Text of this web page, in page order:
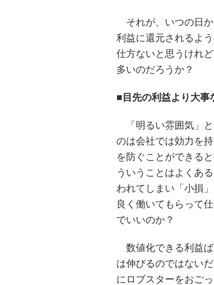
それが、いつの日か
利益に還元されるよ
仕方ないと思うけれ
多いのだろうか？
■目先の利益より大事
「明るい雰囲気」と
のは会社では効力を持
を防ぐことができる
ういうことはよくあ
われてしまい「小損
良く働いてもらって
でいいのか？
数値化できる利益ば
は伸びるのではない
にロブスターをおご